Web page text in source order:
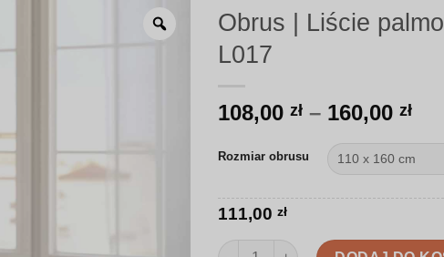
Zoom
Obrus | Liście
L017
108,00 zł – 160,00 zł
od
do
Rozmiar obrusu
111,00 zł
ilość Obrus | Liście palmowe nocą |